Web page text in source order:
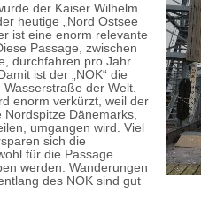
der Kaiser Wilhelm
heutige „Nord Ostsee
ist eine enorm relevante
Passage, zwischen
durchfahren pro Jahr
ist der „NOK“ die
der Welt.
enorm verkürzt, weil der
Nordspitze Dänemarks,
umgangen wird. Viel
sich die
für die Passage
werden. Wanderungen
des NOK sind gut